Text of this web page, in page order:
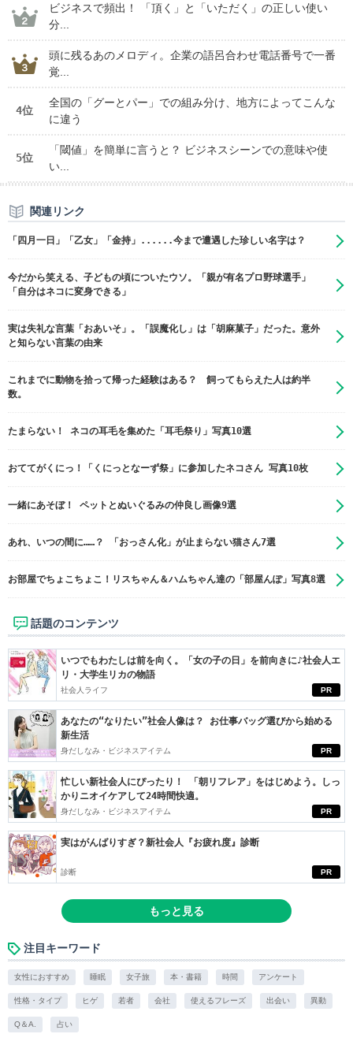
ビジネスで頻出！ 「頂く」と「いただく」の正しい使い
分...
頭に残るあのメロディ。企業の語呂合わせ電話番号で一番
覚...
4位
全国の「グーとパー」での組み分け、地方によってこんな
に違う
5位
「閾値」を簡単に言うと？ ビジネスシーンでの意味や使
い...
関連リンク
「四月一日」「乙女」「金持」......今まで遭遇した珍しい名字は？
今だから笑える、子どもの頃についたウソ。「親が有名プロ野球選手」
「自分はネコに変身できる」
実は失礼な言葉「おあいそ」。「誤魔化し」は「胡麻菓子」だった。意外
と知らない言葉の由来
これまでに動物を拾って帰った経験はある？ 飼ってもらえた人は約半
数。
たまらない！ ネコの耳毛を集めた「耳毛祭り」写真10選
おててがくにっ！「くにっとなーず祭」に参加したネコさん 写真10枚
一緒にあそぼ！ ペットとぬいぐるみの仲良し画像9選
あれ、いつの間に……？ 「おっさん化」が止まらない猫さん7選
お部屋でちょこちょこ！リスちゃん＆ハムちゃん達の「部屋んぽ」写真8選
話題のコンテンツ
PR
いつでもわたしは前を向く。「女の子の日」を前向きに♪社会人エ
リ・大学生リカの物語
社会人ライフ
PR
あなたの“なりたい”社会人像は？ お仕事バッグ選びから始める
新生活
身だしなみ・ビジネスアイテム
PR
忙しい新社会人にぴったり！ 「朝リフレア」をはじめよう。しっ
かりニオイケアして24時間快適。
身だしなみ・ビジネスアイテム
PR
実はがんばりすぎ？新社会人『お疲れ度』診断
診断
もっと見る
注目キーワード
女性におすすめ 睡眠 女子旅 本・書籍 時間 アンケート
性格・タイプ ヒゲ 若者 会社 使えるフレーズ 出会い 異動
Q＆A. 占い